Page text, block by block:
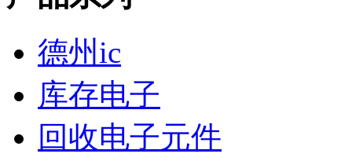
德州ic
库存电子
回收电子元件